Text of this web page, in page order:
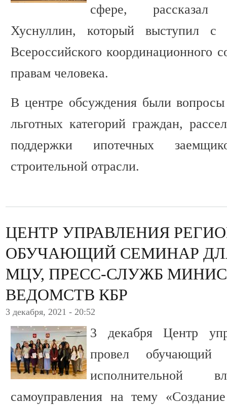
сфере, рассказал
Хуснуллин, который выступил с
Всероссийского координационного
правам человека.
В центре обсуждения были
льготных категорий граждан,
поддержки ипотечных
строительной отрасли.
ЦЕНТР УПРАВЛЕНИЯ
ОБУЧАЮЩИЙ СЕМИНАР
МЦУ, ПРЕСС-СЛУЖБ
ВЕДОМСТВ КБР
3 декабря, 2021 - 20:52
3 декабря Центр
провел обучающий
исполнительной
самоуправления на тему